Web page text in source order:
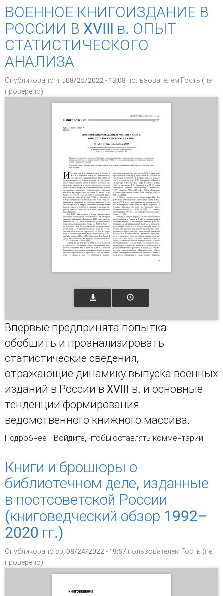
ИНФОРМАЦИИ
ВОЕННОЕ КНИГОИЗДАНИЕ В
РОССИИ В XVIII в. ОПЫТ
СТАТИСТИЧЕСКОГО
АНАЛИЗА
Опубликовано чт, 08/25/2022 - 13:08 пользователем Гость (не
проверено)
Впервые предпринята попытка
обобщить и проанализировать
статистические сведения,
отражающие динамику выпуска военных
изданий в России в XVIII в. и основные
тенденции формирования
ведомственного книжного массива.
Подробнее о ВОЕННОЕ КНИГОИЗДАНИЕ В РОССИИ В XVIII в.
Войдите, чтобы оставлять комментарии
Книги и брошюры о
библиотечном деле, изданные
в постсоветской России
(книговедческий обзор 1992–
2020 гг.)
Опубликовано ср, 08/24/2022 - 19:57 пользователем Гость (не
проверено)